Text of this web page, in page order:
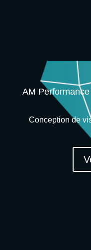
AM Performance
Conception de